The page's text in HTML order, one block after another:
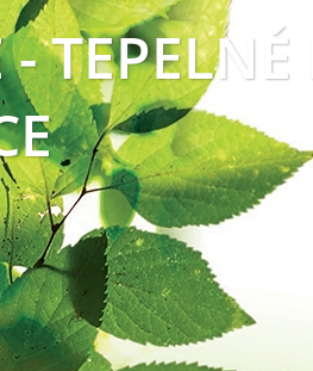
TEPELNÉ